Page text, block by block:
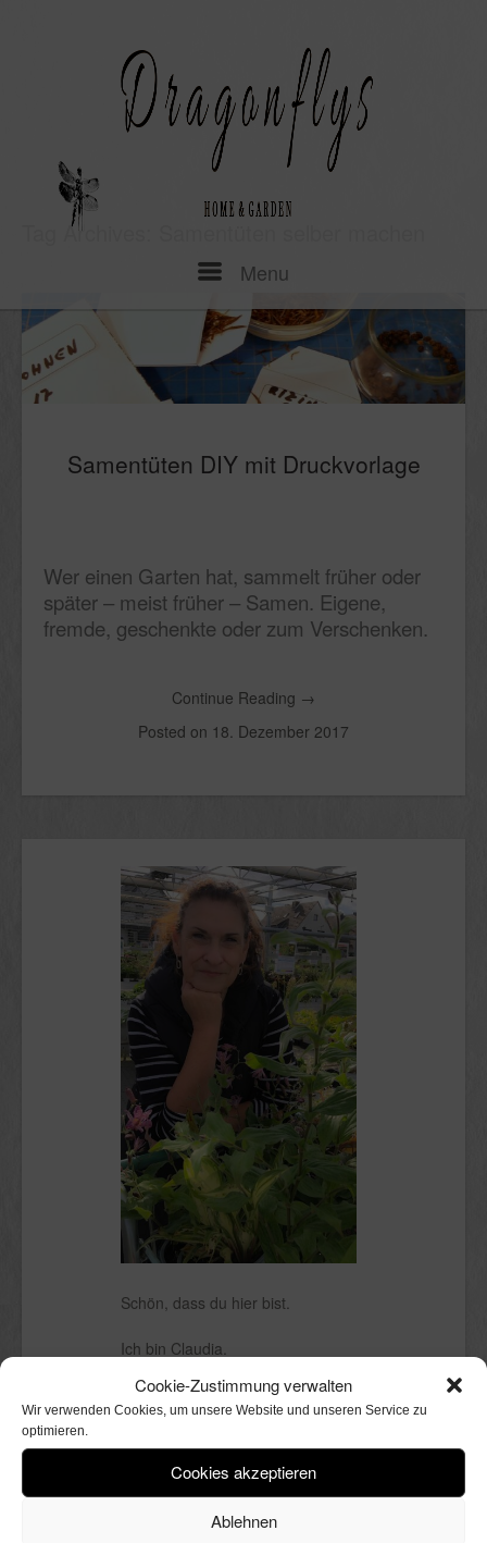
Cookie-Zustimmung verwalten
Wir verwenden Cookies, um unsere Website und unseren Service zu
optimieren.
Cookies akzeptieren
Ablehnen
Menu
Tag Archives:
Samentüten DIY mit Druckvorlage
Wer einen Garten hat, sammelt früher oder
später – meist früher – Samen. Eigene,
fremde, geschenkte oder zum Verschenken.
Continue Reading →
Posted on 18. Dezember 2017
Schön, dass du hier bist.
Ich bin Claudia.
mit Freude herumwühle. Perfekt
wird er niemals sein, nicht einmal
trotzdem. Außerdem mag ich
kochen, DIY’s, Deko, Bücher und
bunter Reihenfolge Thema.